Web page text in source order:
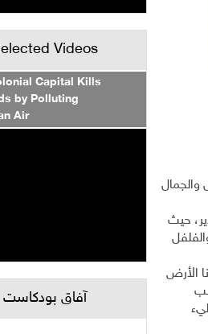
والجمال
مساحة 320 دونماً من أرض الدير، حيث
الأرض
Videos
Capital Kills
by Polluting
Air
آفاق بودكاست